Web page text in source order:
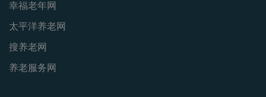
幸福老年网
太平洋养老网
搜养老网
养老服务网